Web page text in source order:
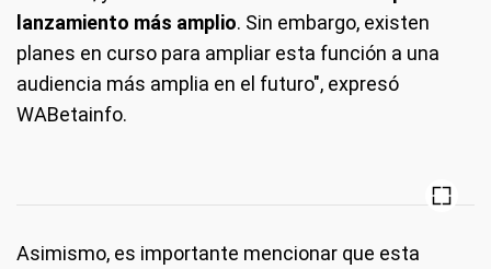
lanzamiento más amplio. Sin embargo, existen
planes en curso para ampliar esta función a una
audiencia más amplia en el futuro", expresó
WABetainfo.
Asimismo, es importante mencionar que esta